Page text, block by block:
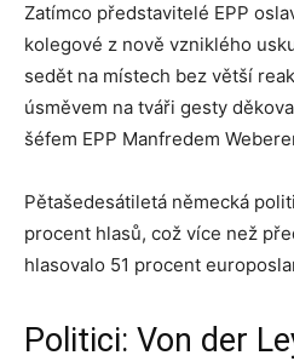
Zatímco představitelé EPP
kolegové z nově vzniklého
sedět na místech bez větší
úsměvem na tváři gesty
šéfem EPP Manfredem
Pětašedesátiletá německá
procent hlasů, což více než
hlasovalo 51 procent
Politici: Von der